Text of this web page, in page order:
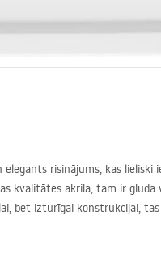
risinājums, kas lieliski
kvalitātes akrila, tam ir
bet izturīgai konstrukcijai,